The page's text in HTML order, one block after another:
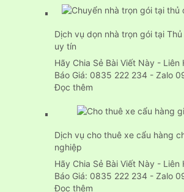
dịch
chuyển
của
24h
An
dương
Dịch vụ dọn nhà trọn gói tại
uy tín
Hãy Chia Sẻ Bài Viết Này - Liên
Báo Giá: 0835 222 234 - Zalo
Đọc thêm:
vụ
nhà
gói
tại
Dịch vụ cho thuê xe cẩu hàng
nghiệp
Hãy Chia Sẻ Bài Viết Này - Liên
Báo Giá: 0835 222 234 - Zalo
Đọc thêm: